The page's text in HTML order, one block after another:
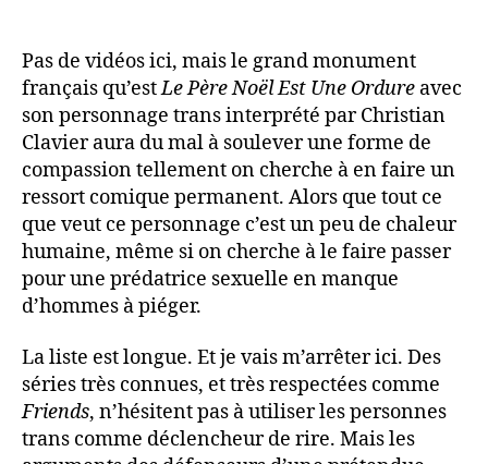
Pas de vidéos ici, mais le grand monument
français qu’estLe Père Noël Est Une Ordure avec
son personnage trans interprété par Christian
Clavier aura du mal à soulever une forme de
compassion tellement on cherche à en faire un
ressort comique permanent. Alors que tout ce
que veut ce personnage c’est un peu de chaleur
humaine, même si on cherche à le faire passer
pour une prédatrice sexuelle en manque
d’hommes à piéger.
La liste est longue. Et je vais m’arrêter ici. Des
séries très connues, et très respectées comme
Friends, n’hésitent pas à utiliser les personnes
trans comme déclencheur de rire. Mais les